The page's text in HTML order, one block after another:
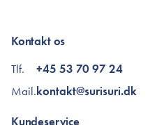
Kontakt os
Tlf.
Mail.
+45 53 70 97 24
kontakt@surisuri.dk
Kundeservice